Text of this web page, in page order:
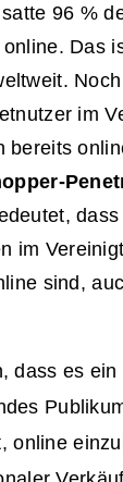
96 %
Das
im
bereits
dass
im
sind,
dass es ein
online